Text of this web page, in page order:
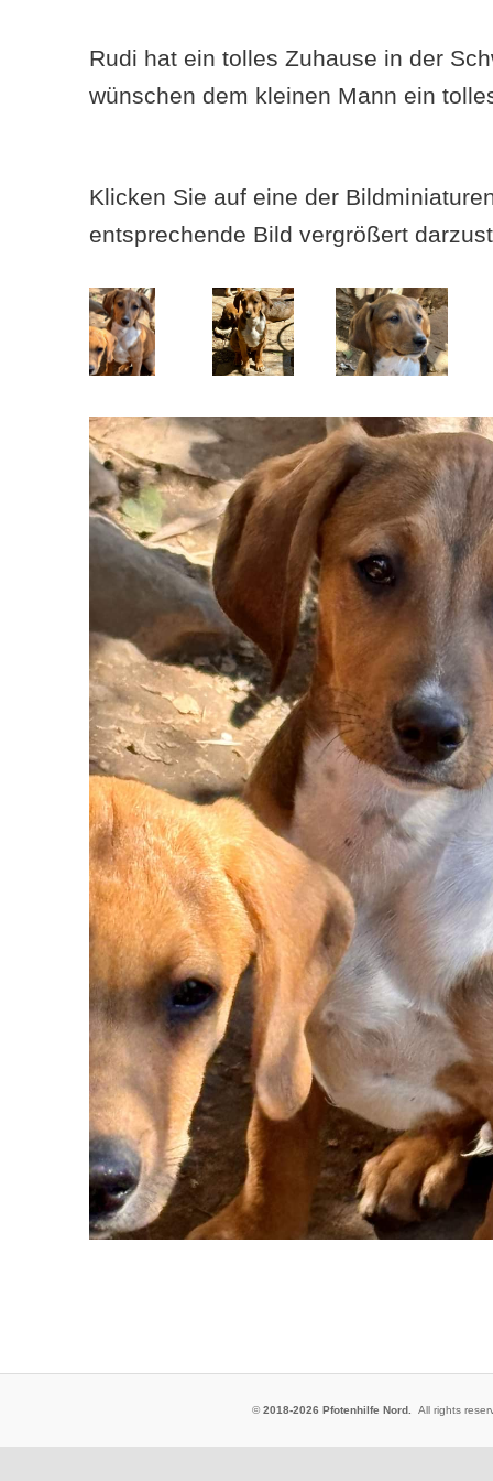
Rudi hat ein tolles Zuhause in der
wünschen dem kleinen Mann ein
Klicken Sie auf eine der
entsprechende Bild vergrößert
©2018-2026 Pfotenhilfe Nord. All rights